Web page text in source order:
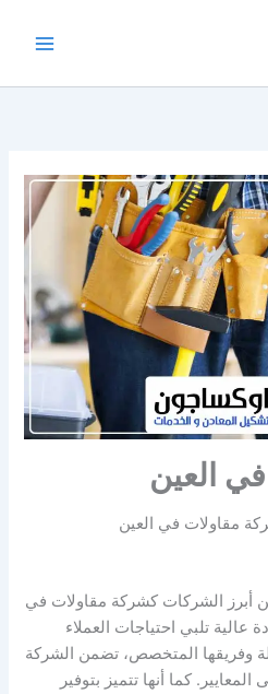
العين
مقاولات في العين
أبرز الشركات كشركة مقاولات في
عالية تلبي احتياجات العملاء
وفريقها المتخصص، تضمن الشركة
كما أنها تتميز بتوفير